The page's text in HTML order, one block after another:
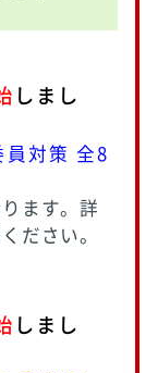
しまし
員対策 全8
ます。詳
ださい。
しまし